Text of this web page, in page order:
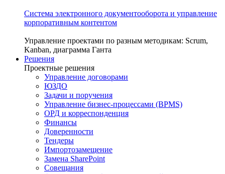
Система электронного документооборота и управление
корпоративным контентом
Управление проектами по разным методикам: Scrum,
Kanban, диаграмма Ганта
Решения
Проектные решения
Управление договорами
ЮЗДО
Задачи и поручения
Управление бизнес-процессами (BPMS)
ОРД и корреспонденция
Финансы
Доверенности
Тендеры
Импортозамещение
Замена SharePoint
Совещания